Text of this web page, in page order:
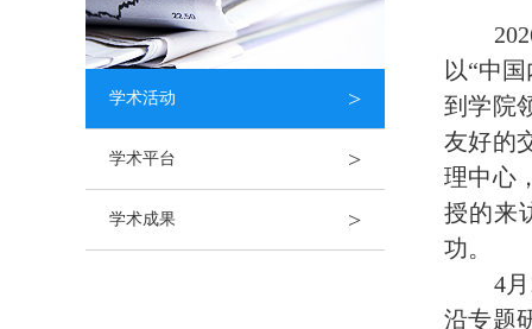
学术活动 >
学术平台 >
学术成果 >
以“中
到学院
友好的
理中心
授的来
功。
4月
沿专题